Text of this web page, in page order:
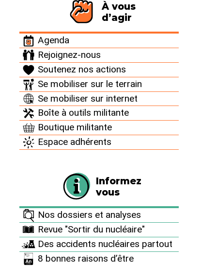
À vous
d’agir
Agenda
Rejoignez-nous
Soutenez nos actions
Se mobiliser sur le terrain
Se mobiliser sur internet
Boîte à outils militante
Boutique militante
Espace adhérents
Informez
vous
Nos dossiers et analyses
Revue "Sortir du nucléaire"
Des accidents nucléaires partout
8 bonnes raisons d’être
Téléchargez le dépliant "Don’t nuke the climate !"
Ce dépliant (8 pages au format 21x20 cm) présente
la campagne internationale "Don’t nuke the
climate !" : arguments de fond et informations
pratiques, cartes-pétition à nous envoyer afin que
notre délégation les amène à Copenhague lors du
sommet sur le climat.
Documents à télécharger